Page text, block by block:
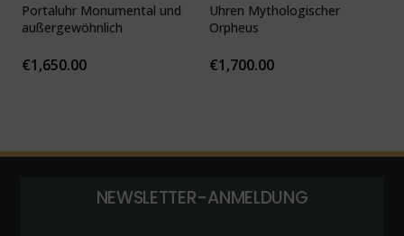
Portaluhr Monumental und
außergewöhnlich
€1,650.00
Uhren Mythologischer
Orpheus
€1,700.00
NEWSLETTER-ANMELDUNG